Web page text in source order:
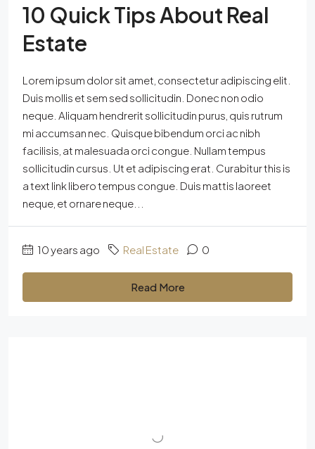
10 Quick Tips About Real
Estate
Lorem ipsum dolor sit amet, consectetur adipiscing elit.
Duis mollis et sem sed sollicitudin. Donec non odio
neque. Aliquam hendrerit sollicitudin purus, quis rutrum
mi accumsan nec. Quisque bibendum orci ac nibh
facilisis, at malesuada orci congue. Nullam tempus
sollicitudin cursus. Ut et adipiscing erat. Curabitur this is
a text link libero tempus congue. Duis mattis laoreet
neque, et ornare neque...
10 years ago Real Estate 0
Read More